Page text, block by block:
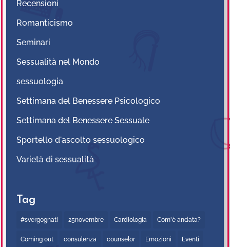
Recensioni
Romanticismo
Seminari
Sessualità nel Mondo
sessuologia
Settimana del Benessere Psicologico
Settimana del Benessere Sessuale
Sportello d'ascolto sessuologico
Varietà di sessualità
Tag
#svergognati 25novembre Cardiologia Com'è andata?
Coming out consulenza counselor Emozioni Eventi